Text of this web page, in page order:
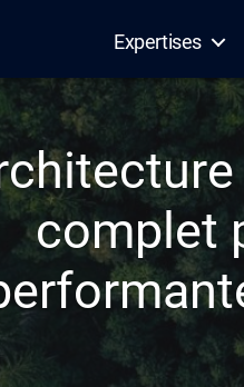
Expertises
complet